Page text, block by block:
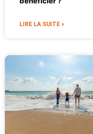
LIRE LA SUITE »